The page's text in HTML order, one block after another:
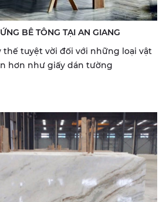
BÊ TÔNG TẠI AN GIANG
thế tuyệt vời đối với những loại vật
hơn như giấy dán tường